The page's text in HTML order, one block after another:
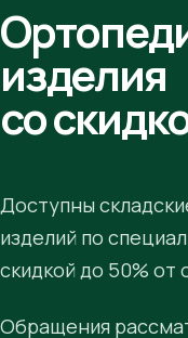
изделия
со
Доступны
изделий по
скидкой до 50% от
Обращения